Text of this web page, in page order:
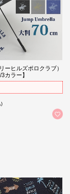
ーヒルズポロクラブ）
カラー】
)